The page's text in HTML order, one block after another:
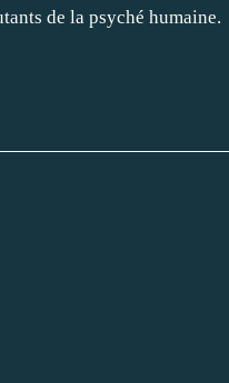
de la psyché humaine.